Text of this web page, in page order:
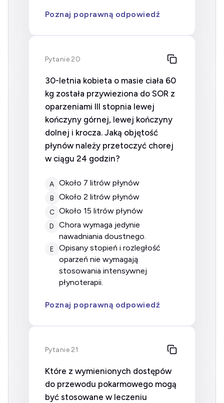
Poznaj poprawną odpowiedź
Pytanie 20
30-letnia kobieta o masie ciała 60
kg została przywieziona do SOR z
oparzeniami III stopnia lewej
kończyny górnej, lewej kończyny
dolnej i krocza. Jaką objętość
płynów należy przetoczyć chorej
w ciągu 24 godzin?
A około 7 litrów płynów
B około 2 litrów płynów
C około 15 litrów płynów
D
chora wymaga jedynie
nawadniania doustnego.
E
opisany stopień i rozległość
oparzeń nie wymagają
stosowania intensywnej
płynoterapii.
Poznaj poprawną odpowiedź
Pytanie 21
Które z wymienionych dostępów
do przewodu pokarmowego mogą
być stosowane w leczeniu